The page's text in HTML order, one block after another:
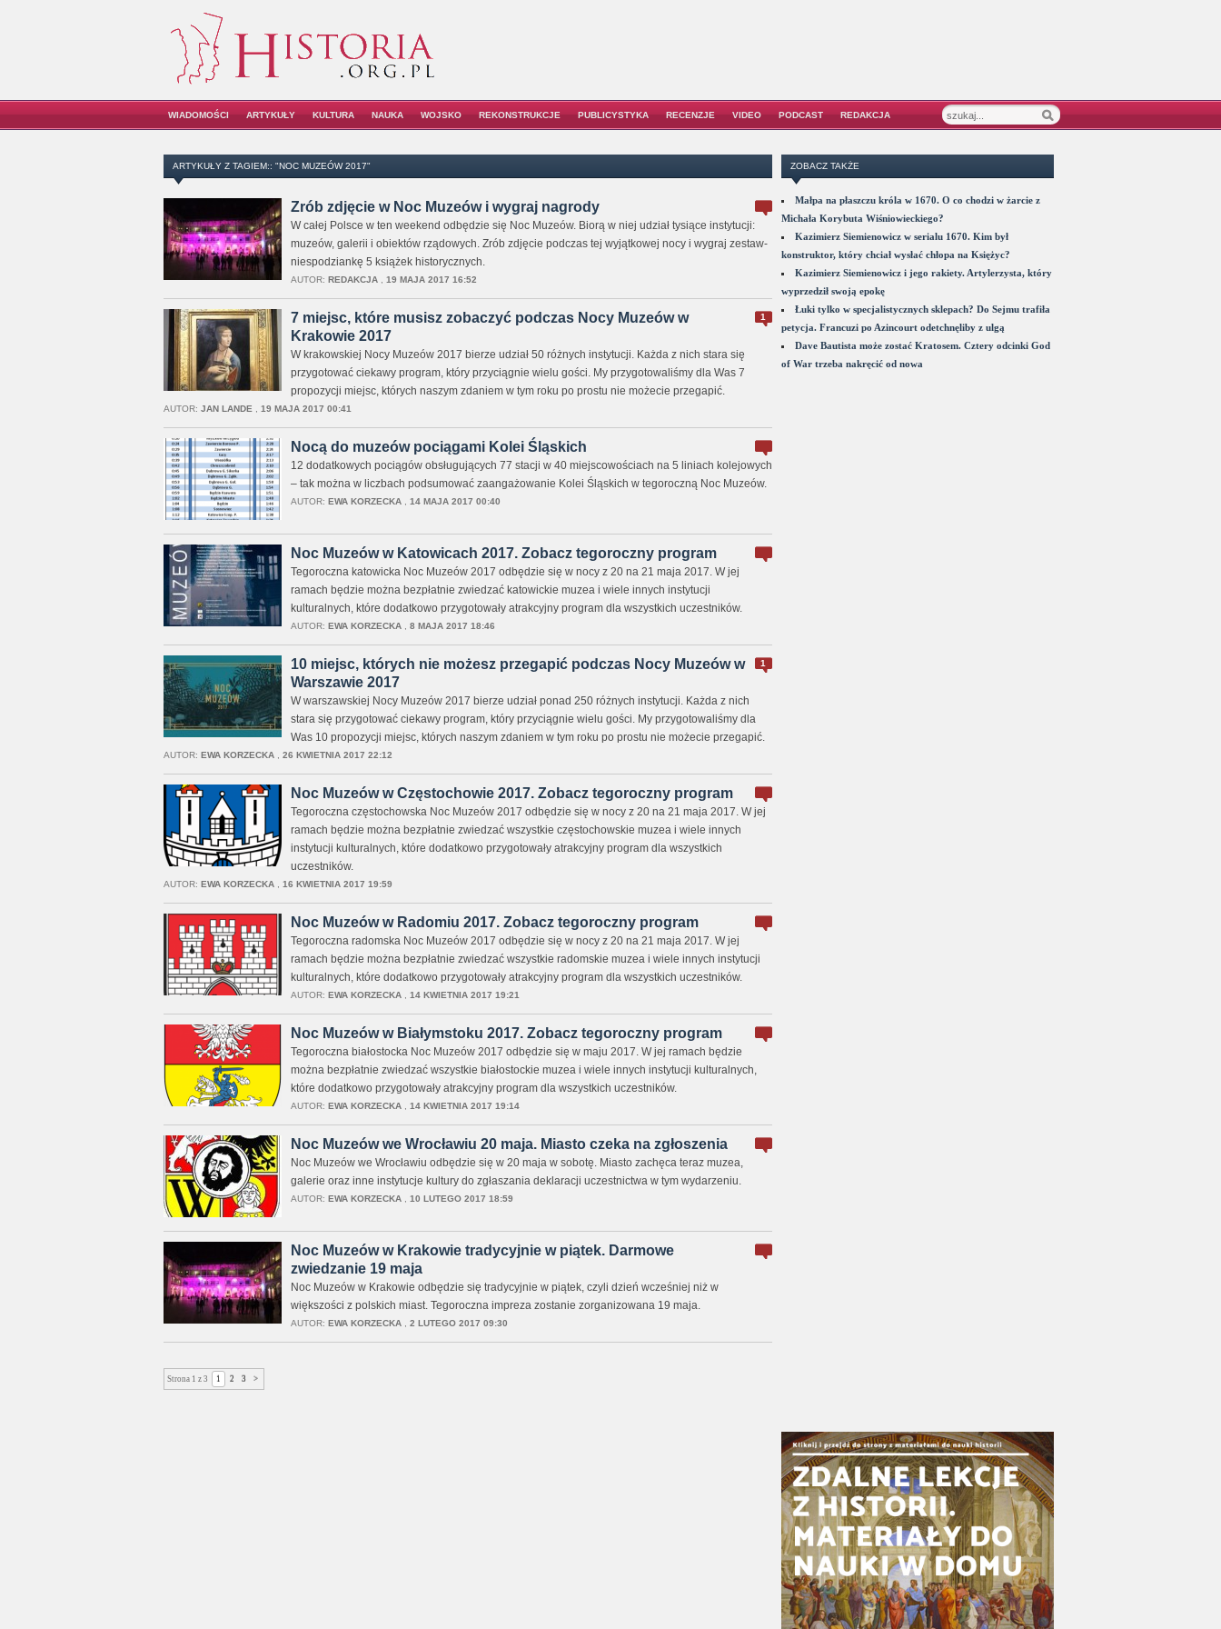
WIADOMOŚCI ARTYKUŁY KULTURA NAUKA WOJSKO REKONSTRUKCJE PUBLICYSTYKA RECENZJE VIDEO PODCAST REDAKCJA
ARTYKUŁY Z TAGIEM:: "NOC MUZEÓW 2017"
Zrób zdjęcie w Noc Muzeów i wygraj nagrody
W całej Polsce w ten weekend odbędzie się Noc Muzeów. Biorą w niej udział tysiące instytucji:
muzeów, galerii i obiektów rządowych. Zrób zdjęcie podczas tej wyjątkowej nocy i wygraj zestaw-
niespodziankę 5 książek historycznych.
AUTOR: REDAKCJA, 19 MAJA 2017 16:52
1
7 miejsc, które musisz zobaczyć podczas Nocy Muzeów w
Krakowie 2017
W krakowskiej Nocy Muzeów 2017 bierze udział 50 różnych instytucji. Każda z nich stara się
przygotować ciekawy program, który przyciągnie wielu gości. My przygotowaliśmy dla Was 7
propozycji miejsc, których naszym zdaniem w tym roku po prostu nie możecie przegapić.
AUTOR: JAN LANDE 19 MAJA 2017 00:41
Nocą do muzeów pociągami Kolei Śląskich
12 dodatkowych pociągów obsługujących 77 stacji w 40 miejscowościach na 5 liniach kolejowych
– tak można w liczbach podsumować zaangażowanie Kolei Śląskich w tegoroczną Noc Muzeów.
AUTOR: EWA KORZECKA, 14 MAJA 2017 00:40
Noc Muzeów w Katowicach 2017. Zobacz tegoroczny program
Tegoroczna katowicka Noc Muzeów 2017 odbędzie się w nocy z 20 na 21 maja 2017. W jej
ramach będzie można bezpłatnie zwiedzać katowickie muzea i wiele innych instytucji
kulturalnych, które dodatkowo przygotowały atrakcyjny program dla wszystkich uczestników.
AUTOR: EWA KORZECKA, 8 MAJA 2017 18:46
1
10 miejsc, których nie możesz przegapić podczas Nocy Muzeów w
Warszawie 2017
W warszawskiej Nocy Muzeów 2017 bierze udział ponad 250 różnych instytucji. Każda z nich
stara się przygotować ciekawy program, który przyciągnie wielu gości. My przygotowaliśmy dla
Was 10 propozycji miejsc, których naszym zdaniem w tym roku po prostu nie możecie przegapić.
AUTOR: EWA KORZECKA, 26 KWIETNIA 2017 22:12
Noc Muzeów w Częstochowie 2017. Zobacz tegoroczny program
Tegoroczna częstochowska Noc Muzeów 2017 odbędzie się w nocy z 20 na 21 maja 2017. W jej
ramach będzie można bezpłatnie zwiedzać wszystkie częstochowskie muzea i wiele innych
instytucji kulturalnych, które dodatkowo przygotowały atrakcyjny program dla wszystkich
uczestników.
AUTOR: EWA KORZECKA, 16 KWIETNIA 2017 19:59
Noc Muzeów w Radomiu 2017. Zobacz tegoroczny program
Tegoroczna radomska Noc Muzeów 2017 odbędzie się w nocy z 20 na 21 maja 2017. W jej
ramach będzie można bezpłatnie zwiedzać wszystkie radomskie muzea i wiele innych instytucji
kulturalnych, które dodatkowo przygotowały atrakcyjny program dla wszystkich uczestników.
AUTOR: EWA KORZECKA, 14 KWIETNIA 2017 19:21
Noc Muzeów w Białymstoku 2017. Zobacz tegoroczny program
Tegoroczna białostocka Noc Muzeów 2017 odbędzie się w maju 2017. W jej ramach będzie
można bezpłatnie zwiedzać wszystkie białostockie muzea i wiele innych instytucji kulturalnych,
które dodatkowo przygotowały atrakcyjny program dla wszystkich uczestników.
AUTOR: EWA KORZECKA, 14 KWIETNIA 2017 19:14
Noc Muzeów we Wrocławiu 20 maja. Miasto czeka na zgłoszenia
Noc Muzeów we Wrocławiu odbędzie się w 20 maja w sobotę. Miasto zachęca teraz muzea,
galerie oraz inne instytucje kultury do zgłaszania deklaracji uczestnictwa w tym wydarzeniu.
AUTOR: EWA KORZECKA, 10 LUTEGO 2017 18:59
Noc Muzeów w Krakowie tradycyjnie w piątek. Darmowe
zwiedzanie 19 maja
Noc Muzeów w Krakowie odbędzie się tradycyjnie w piątek, czyli dzień wcześniej niż w
większości z polskich miast. Tegoroczna impreza zostanie zorganizowana 19 maja.
AUTOR: EWA KORZECKA, 2 LUTEGO 2017 09:30
Strona 1 z 3 1 2 3 >
ZOBACZ TAKŻE
Małpa na płaszczu króla w 1670. O co chodzi w żarcie z
Michała Korybuta Wiśniowieckiego?
Kazimierz Siemienowicz w serialu 1670. Kim był
konstruktor, który chciał wysłać chłopa na Księżyc?
Kazimierz Siemienowicz i jego rakiety. Artylerzysta, który
wyprzedził swoją epokę
Łuki tylko w specjalistycznych sklepach? Do Sejmu trafiła
petycja. Francuzi po Azincourt odetchnęliby z ulgą
Dave Bautista może zostać Kratosem. Cztery odcinki God
of War trzeba nakręcić od nowa